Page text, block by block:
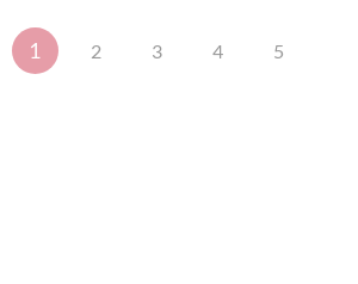
1 2 3 4 5